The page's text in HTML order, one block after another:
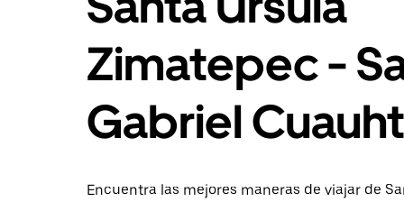
Zimatepec -
Gabriel
Encuentra las mejores maneras de viajar de